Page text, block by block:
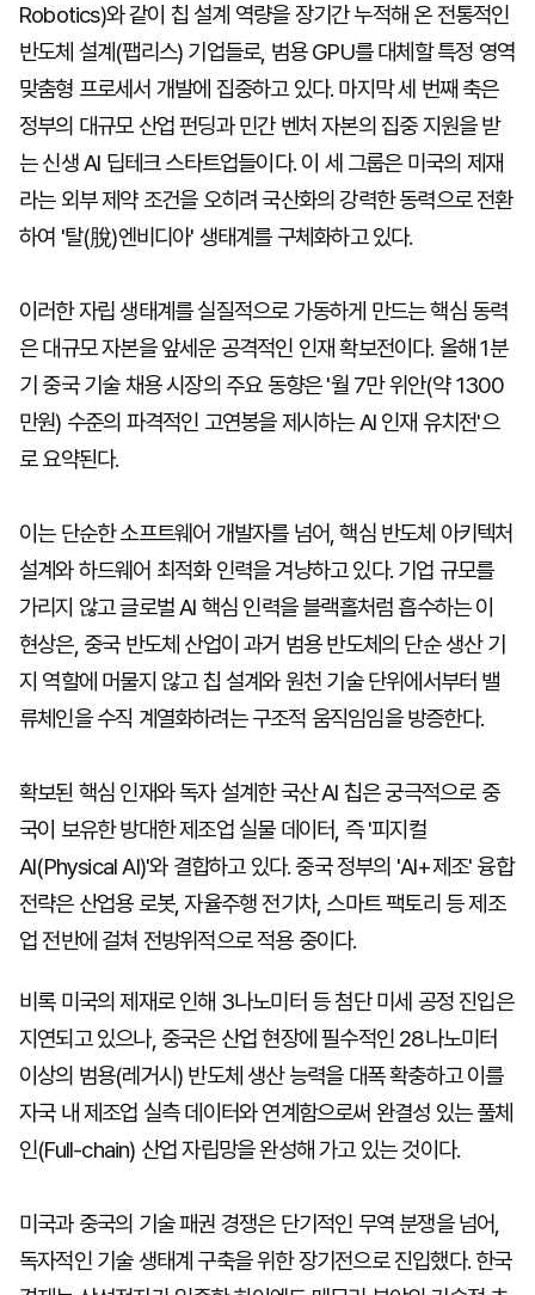
Robotics)와 같이 칩 설계 역량을 장기간 누적해 온 전통적인
반도체 설계(팹리스) 기업들로, 범용 GPU를 대체할 특정 영역
맞춤형 프로세서 개발에 집중하고 있다. 마지막 세 번째 축은
정부의 대규모 산업 펀딩과 민간 벤처 자본의 집중 지원을 받
는 신생 AI 딥테크 스타트업들이다. 이 세 그룹은 미국의 제재
라는 외부 제약 조건을 오히려 국산화의 강력한 동력으로 전환
하여 '탈(脫)엔비디아' 생태계를 구체화하고 있다.
이러한 자립 생태계를 실질적으로 가동하게 만드는 핵심 동력
은 대규모 자본을 앞세운 공격적인 인재 확보전이다. 올해 1분
기 중국 기술 채용 시장의 주요 동향은 '월 7만 위안(약 1300
만원) 수준의 파격적인 고연봉을 제시하는 AI 인재 유치전'으
로 요약된다.
이는 단순한 소프트웨어 개발자를 넘어, 핵심 반도체 아키텍처
설계와 하드웨어 최적화 인력을 겨냥하고 있다. 기업 규모를
가리지 않고 글로벌 AI 핵심 인력을 블랙홀처럼 흡수하는 이
현상은, 중국 반도체 산업이 과거 범용 반도체의 단순 생산 기
지 역할에 머물지 않고 칩 설계와 원천 기술 단위에서부터 밸
류체인을 수직 계열화하려는 구조적 움직임임을 방증한다.
확보된 핵심 인재와 독자 설계한 국산 AI 칩은 궁극적으로 중
국이 보유한 방대한 제조업 실물 데이터, 즉 '피지컬
AI(Physical AI)'와 결합하고 있다. 중국 정부의 'AI+제조' 융합
전략은 산업용 로봇, 자율주행 전기차, 스마트 팩토리 등 제조
업 전반에 걸쳐 전방위적으로 적용 중이다.
비록 미국의 제재로 인해 3나노미터 등 첨단 미세 공정 진입은
지연되고 있으나, 중국은 산업 현장에 필수적인 28나노미터
이상의 범용(레거시) 반도체 생산 능력을 대폭 확충하고 이를
자국 내 제조업 실측 데이터와 연계함으로써 완결성 있는 풀체
인(Full-chain) 산업 자립망을 완성해 가고 있는 것이다.
미국과 중국의 기술 패권 경쟁은 단기적인 무역 분쟁을 넘어,
독자적인 기술 생태계 구축을 위한 장기전으로 진입했다. 한국